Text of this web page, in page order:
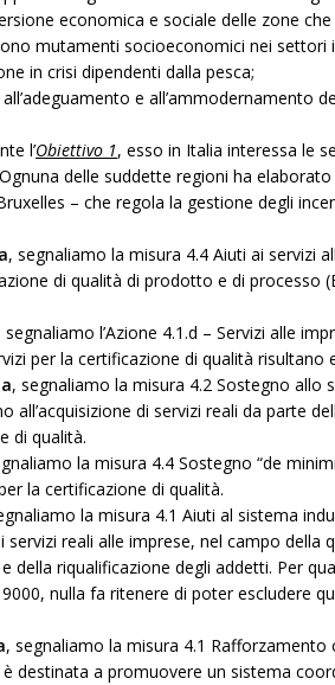
economica e sociale delle zone
mutamenti socioeconomici nei settori
in crisi dipendenti dalla pesca;
e all’ammodernamento
l’Obiettivo 1, esso in Italia interessa le
delle suddette regioni ha
– che regola la gestione degli
, segnaliamo la misura 4.4 Aiuti ai servizi
di qualità di prodotto e di processo
segnaliamo l’Azione 4.1.d – Servizi alle
per la certificazione di qualità risultano
, segnaliamo la misura 4.2 Sostegno
all’acquisizione di servizi reali da parte
di qualità.
la misura 4.4 Sostegno “de
la certificazione di qualità.
la misura 4.1 Aiuti al sistema
reali alle imprese, nel campo della
della riqualificazione degli addetti. Per
nulla fa ritenere di poter escludere
, segnaliamo la misura 4.1
destinata a promuovere un sistema